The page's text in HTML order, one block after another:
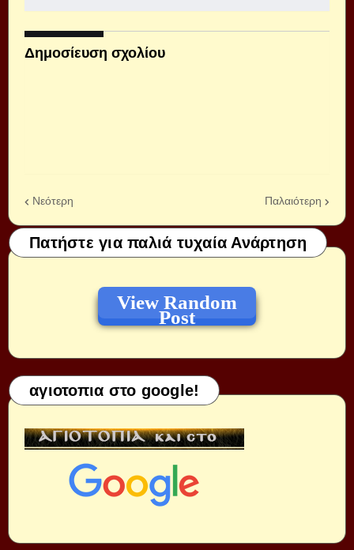
Δημοσίευση σχολίου
Νεότερη Παλαιότερη
Πατήστε για παλιά τυχαία Ανάρτηση
View Random
Post
αγιοτοπια στο google!